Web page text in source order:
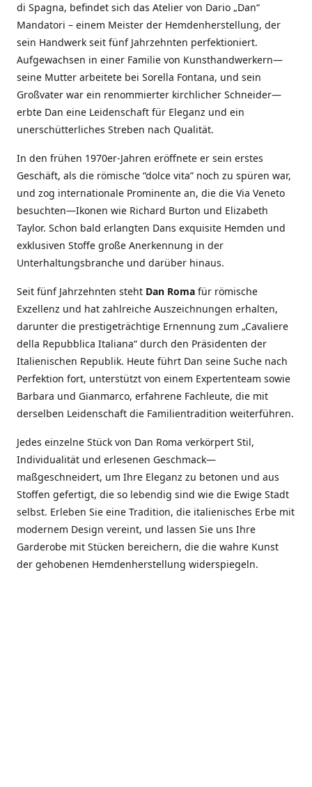
di Spagna, befindet sich das Atelier von Dario „Dan“
Mandatori – einem Meister der Hemdenherstellung, der
sein Handwerk seit fünf Jahrzehnten perfektioniert.
Aufgewachsen in einer Familie von Kunsthandwerkern—
seine Mutter arbeitete bei Sorella Fontana, und sein
Großvater war ein renommierter kirchlicher Schneider—
erbte Dan eine Leidenschaft für Eleganz und ein
unerschütterliches Streben nach Qualität.
In den frühen 1970er-Jahren eröffnete er sein erstes
Geschäft, als die römische “dolce vita” noch zu spüren war,
und zog internationale Prominente an, die die Via Veneto
besuchten—Ikonen wie Richard Burton und Elizabeth
Taylor. Schon bald erlangten Dans exquisite Hemden und
exklusiven Stoffe große Anerkennung in der
Unterhaltungsbranche und darüber hinaus.
Seit fünf Jahrzehnten steht Dan Roma für römische
Exzellenz und hat zahlreiche Auszeichnungen erhalten,
darunter die prestigeträchtige Ernennung zum „Cavaliere
della Repubblica Italiana“ durch den Präsidenten der
Italienischen Republik. Heute führt Dan seine Suche nach
Perfektion fort, unterstützt von einem Expertenteam sowie
Barbara und Gianmarco, erfahrene Fachleute, die mit
derselben Leidenschaft die Familientradition weiterführen.
Jedes einzelne Stück von Dan Roma verkörpert Stil,
Individualität und erlesenen Geschmack—
maßgeschneidert, um Ihre Eleganz zu betonen und aus
Stoffen gefertigt, die so lebendig sind wie die Ewige Stadt
selbst. Erleben Sie eine Tradition, die italienisches Erbe mit
modernem Design vereint, und lassen Sie uns Ihre
Garderobe mit Stücken bereichern, die die wahre Kunst
der gehobenen Hemdenherstellung widerspiegeln.